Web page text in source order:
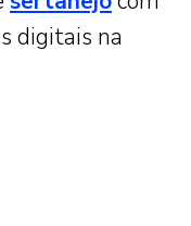
digitais na